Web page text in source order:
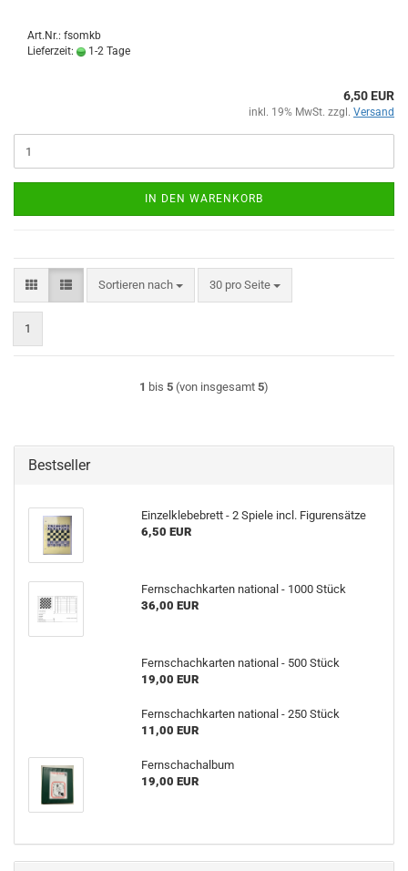
Art.Nr.: fsomkb
Lieferzeit:
1-2 Tage
6,50 EUR
inkl. 19% MwSt. zzgl. Versand
IN DEN WARENKORB
Sortieren nach
Sortieren nach 30 pro Seite
pro Seite
1
1 bis 5 (von insgesamt 5)
Bestseller
Einzelklebebrett - 2 Spiele incl. Figurensätze
6,50 EUR
Fernschachkarten national - 1000 Stück
36,00 EUR
Fernschachkarten national - 500 Stück
19,00 EUR
Fernschachkarten national - 250 Stück
11,00 EUR
Fernschachalbum
19,00 EUR